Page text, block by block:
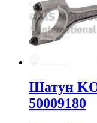
Шатун
50009180